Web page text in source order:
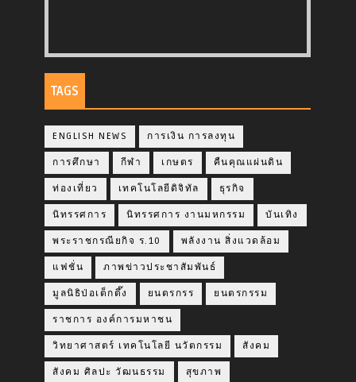
TAGS
ENGLISH NEWS การเงิน การลงทุน
การศึกษา กีฬา เกษตร คืนคุณแผ่นดิน
ท่องเที่ยว เทคโนโลยีดิจิทัล ธุรกิจ
นิทรรศการ นิทรรศการ งานมหกรรม บันเทิง
พระราชกรณียกิจ ร.10 พลังงาน สิ่งแวดล้อม
แฟชั่น ภาพข่าวประชาสัมพันธ์
มูลนิธิป่อเต็กตึ๊ง ยนตรกรร ยนตรกรรม
ราชการ องค์การมหาชน
วิทยาศาสตร์ เทคโนโลยี นวัตกรรม สังคม
สังคม ศิลปะ วัฒนธรรม สุขภาพ